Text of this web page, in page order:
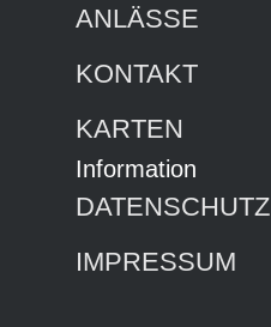
ANLÄSSE
KONTAKT
KARTEN
Information
DATENSCHUTZ
IMPRESSUM